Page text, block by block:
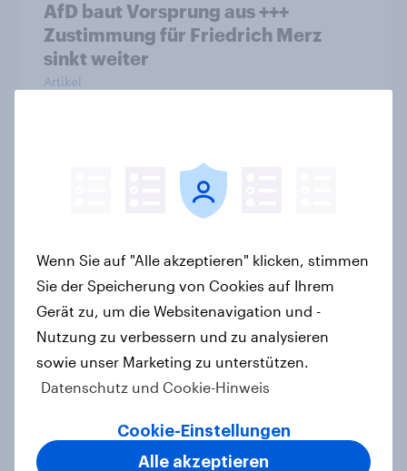
AfD baut Vorsprung aus +++
Zustimmung für Friedrich Merz
sinkt weiter
Artikel
40 Jahre Tschernobyl: Atomrisiko
wird verdrängt, kaum Vorsorge für
Ernstfall – Atomkraft bleibt
Artikel
YouGov Sonntagsfrage: AfD liegt
vorn +++ Schwarz-Rot unter Druck:
Union und SPD so niedrig wie seit
Jahren nicht mehr
Artikel
Wenn Sie auf "Alle akzeptieren" klicken, stimmen
Sie der Speicherung von Cookies auf Ihrem
Gerät zu, um die Websitenavigation und -
Nutzung zu verbessern und zu analysieren
sowie unser Marketing zu unterstützen.
Datenschutz und Cookie-Hinweis
Cookie-Einstellungen
Alle akzeptieren